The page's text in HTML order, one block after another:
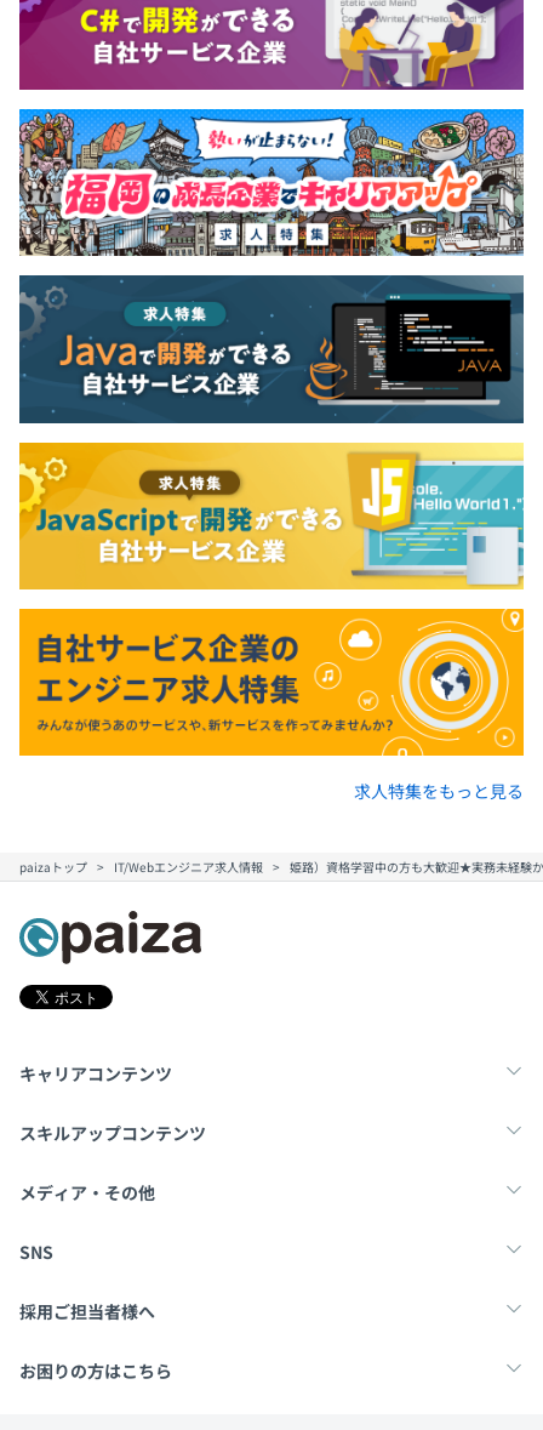
求人特集をもっと見る
paizaトップ IT/Webエンジニア求人情報 姫路）資格学習中の方も大歓迎★実務未経験
キャリアコンテンツ
転職・キャリア
スキルアップコンテンツ
学習
メディア・その他
Tech Team Journal
SNS
X
採用ご担当者様へ
採用・教育をお考えの企業様へ
お困りの方はこちら